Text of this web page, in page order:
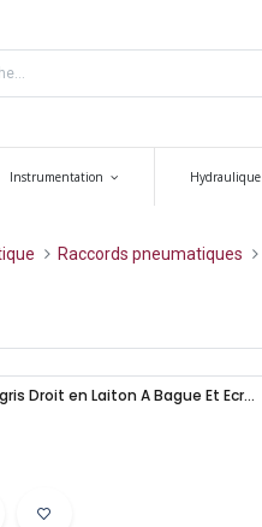
Instrumentation Hydraulique
Raccords pneumatiques
Raccord pneumatique Legris Droit en Laiton A Bague Et Ecrou T8 3/8" BSPT-M